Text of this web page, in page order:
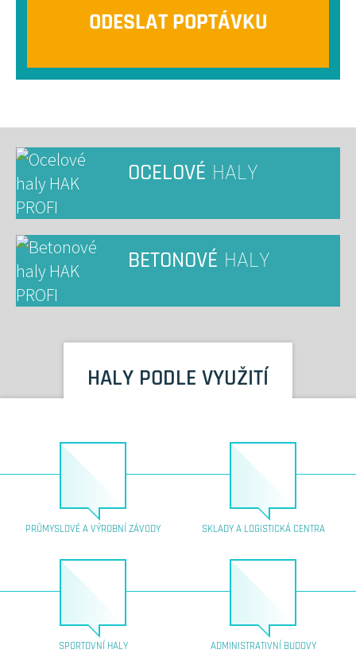
OCELOVÉ HALY
BETONOVÉ HALY
HALY PODLE VYUŽITÍ
PRŮMYSLOVÉ A VÝROBNÍ ZÁVODY SKLADY A LOGISTICKÁ CENTRA
SPORTOVNÍ HALY ADMINISTRATIVNÍ BUDOVY